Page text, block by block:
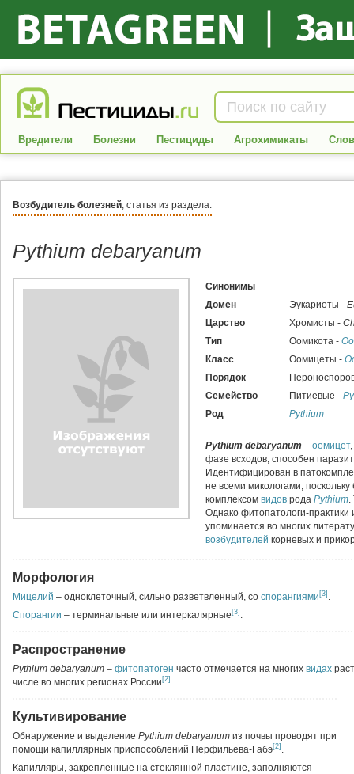
Вредители Болезни Пестициды Агрохимикаты
Возбудитель болезней, статья из раздела:
Pythium debaryanum
Синонимы
Домен
Эукариоты -
Царство
Хромисты -
Тип
Оомикота -
Класс
Оомицеты -
Порядок
Семейство
Питиевые -
Род
Pythium
Pythium debaryanum – оомицет
фазе всходов, способен
Идентифицирован в
не всеми микологами,
комплексом видов рода Pythium.
Однако фитопатологи-
упоминается во многих
возбудителей корневых и
Морфология
Мицелий – одноклеточный, сильно разветвленный, со спорангиями [3] .
Спорангии – терминальные или интеркалярные [3] .
Распространение
Pythium debaryanum – фитопатоген часто отмечается на многих видах
числе во многих регионах России [2] .
Культивирование
Обнаружение и выделение Pythium debaryanum из почвы проводят при
помощи капиллярных приспособлений Перфильева-Габэ[2] .
Капилляры, закрепленные на стеклянной пластине, заполняются